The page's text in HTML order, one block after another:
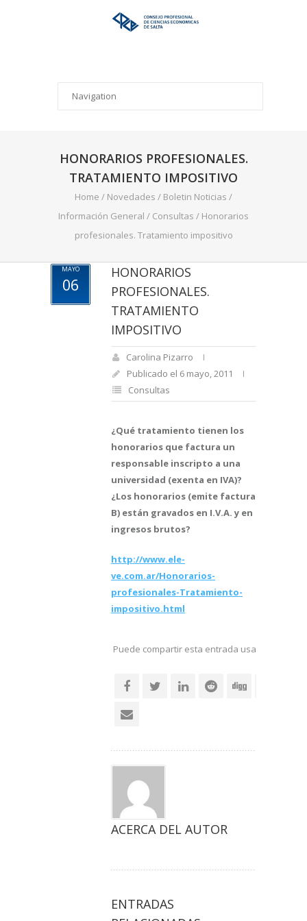
HONORARIOS PROFESIONALES.
TRATAMIENTO IMPOSITIVO
Home / Novedades / Boletin Noticias /
Información General / Consultas / Honorarios
profesionales. Tratamiento impositivo
MAYO
06
HONORARIOS
PROFESIONALES.
TRATAMIENTO
IMPOSITIVO
Carolina Pizarro
Publicado el 6 mayo, 2011
Consultas
¿Qué tratamiento tienen los
honorarios que factura un
responsable inscripto a una
universidad (exenta en IVA)?
¿Los honorarios (emite factura
B) están gravados en I.V.A. y en
ingresos brutos?
http://www.ele-
ve.com.ar/Honorarios-
profesionales-Tratamiento-
impositivo.html
Puede compartir esta entrada usando sus
ACERCA DEL AUTOR
ENTRADAS